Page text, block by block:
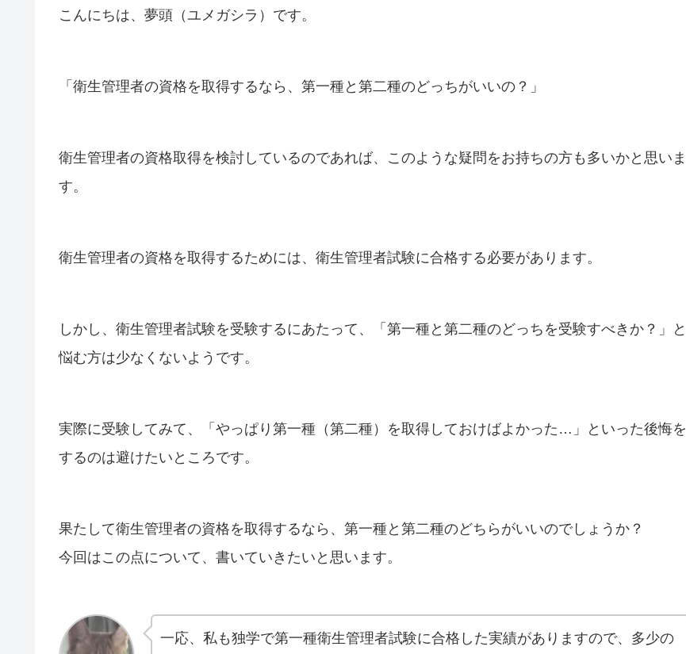
こんにちは、夢頭（ユメガシラ）です。
「衛生管理者の資格を取得するなら、第一種と第二種のどっちがいいの？」
衛生管理者の資格取得を検討しているのであれば、このような疑問をお持ちの方も多いかと思いま
す。
衛生管理者の資格を取得するためには、衛生管理者試験に合格する必要があります。
しかし、衛生管理者試験を受験するにあたって、「第一種と第二種のどっちを受験すべきか？」と
悩む方は少なくないようです。
実際に受験してみて、「やっぱり第一種（第二種）を取得しておけばよかった…」といった後悔を
するのは避けたいところです。
果たして衛生管理者の資格を取得するなら、第一種と第二種のどちらがいいのでしょうか？
今回はこの点について、書いていきたいと思います。
一応、私も独学で第一種衛生管理者試験に合格した実績がありますので、多少の